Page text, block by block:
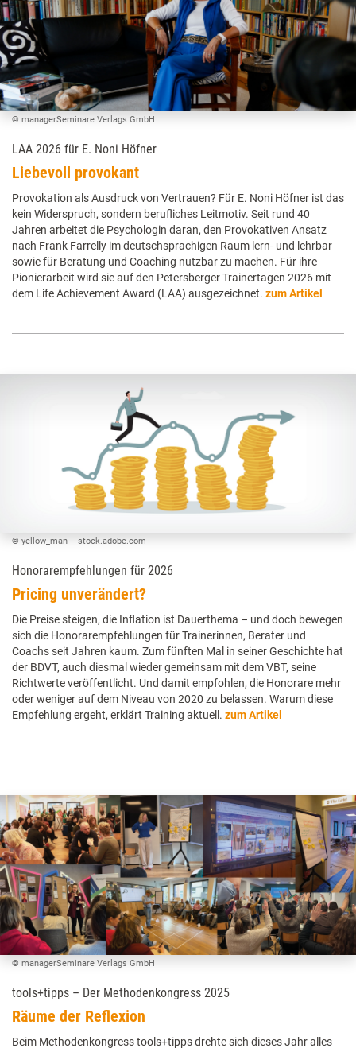
© managerSeminare Verlags GmbH
LAA 2026 für E. Noni Höfner
Liebevoll provokant
Provokation als Ausdruck von Vertrauen? Für E. Noni Höfner ist das
kein Widerspruch, sondern berufliches Leitmotiv. Seit rund 40
Jahren arbeitet die Psychologin daran, den Provokativen Ansatz
nach Frank Farrelly im deutschsprachigen Raum lern- und lehrbar
sowie für Beratung und Coaching nutzbar zu machen. Für ihre
Pionierarbeit wird sie auf den Petersberger Trainertagen 2026 mit
dem Life Achievement Award (LAA) ausgezeichnet. zum Artikel
© yellow_man – stock.adobe.com
Honorarempfehlungen für 2026
Pricing unverändert?
Die Preise steigen, die Inflation ist Dauerthema – und doch bewegen
sich die Honorarempfehlungen für Trainerinnen, Berater und
Coachs seit Jahren kaum. Zum fünften Mal in seiner Geschichte hat
der BDVT, auch diesmal wieder gemeinsam mit dem VBT, seine
Richtwerte veröffentlicht. Und damit empfohlen, die Honorare mehr
oder weniger auf dem Niveau von 2020 zu belassen. Warum diese
Empfehlung ergeht, erklärt Training aktuell. zum Artikel
© managerSeminare Verlags GmbH
tools+tipps – Der Methodenkongress 2025
Räume der Reflexion
Beim Methodenkongress tools+tipps drehte sich dieses Jahr alles